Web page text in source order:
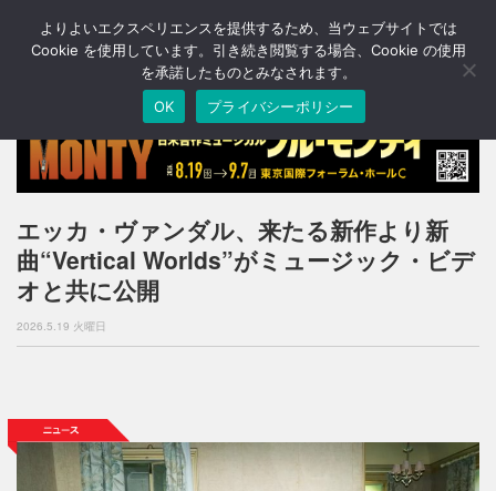
T
o
n
a
v
a
n
エッカ・ヴァンダル、来たる新作より新
曲“Vertical Worlds”がミュージック・ビデ
オと共に公開
2026.5.19 火曜日
よりよいエクスペリエンスを提供するため、当ウェブサイトでは
Cookie を使用しています。引き続き閲覧する場合、Cookie の使用
を承諾したものとみなされます。
OK
プライバシーポリシー